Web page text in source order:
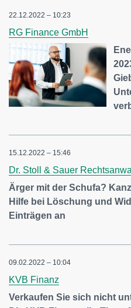
22.12.2022 – 10:23
RG Finance GmbH
15.12.2022 – 15:46
Dr. Stoll & Sauer
Ärger mit der Schufa?
Hilfe bei Löschung und
Einträgen an
09.02.2022 – 10:04
KVB Finanz
Verkaufen Sie sich nicht